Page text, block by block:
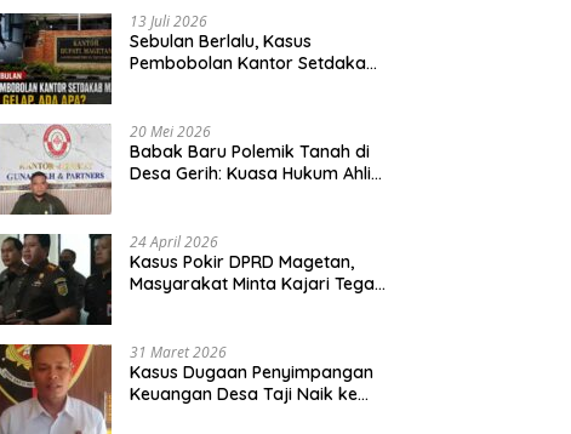
13 Juli 2026
Sebulan Berlalu, Kasus
Pembobolan Kantor Setdakab
20 Mei 2026
Babak Baru Polemik Tanah di
Desa Gerih: Kuasa Hukum Ahli
24 April 2026
Kasus Pokir DPRD Magetan,
Masyarakat Minta Kajari Tegak
31 Maret 2026
Kasus Dugaan Penyimpangan
Keuangan Desa Taji Naik ke